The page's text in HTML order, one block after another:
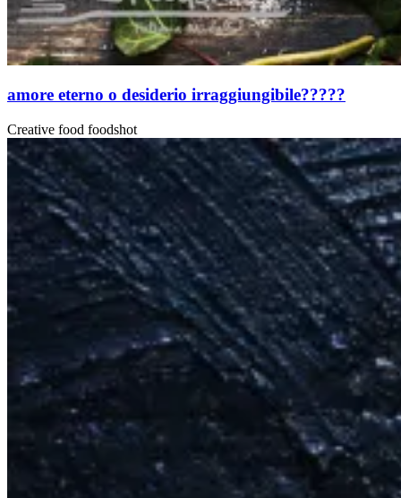
amore eterno o desiderio irraggiungibile?????
Creative food foodshot